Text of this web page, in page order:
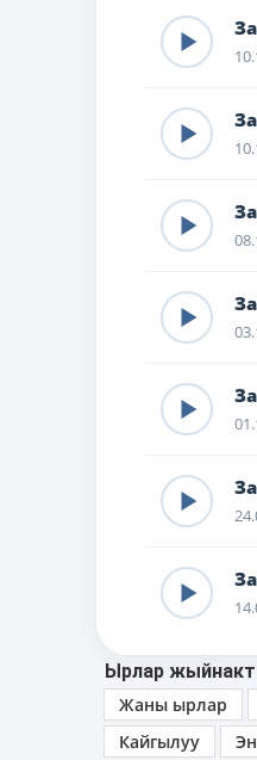
Ырлар
Жаны ырлар
Кайгылуу